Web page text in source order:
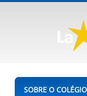
SOBRE O COLÉGIO